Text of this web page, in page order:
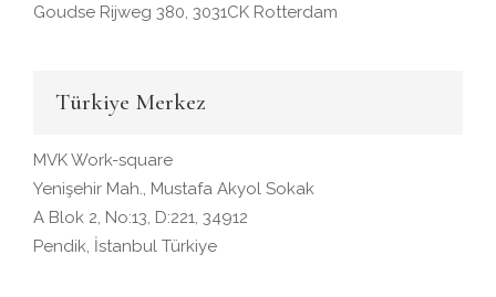
Goudse Rijweg 380, 3031CK Rotterdam
Türkiye Merkez
MVK Work-square
Yenişehir Mah., Mustafa Akyol Sokak
A Blok 2, No:13, D:221, 34912
Pendik, İstanbul Türkiye